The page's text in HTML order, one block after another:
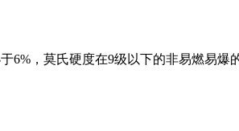
，莫氏硬度在9级以下的非易燃易爆